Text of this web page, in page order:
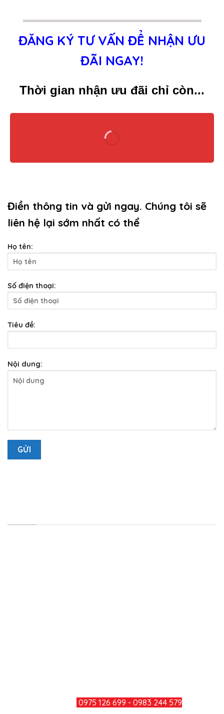
ĐĂNG KÝ TƯ VẤN ĐỂ NHẬN ƯU
ĐÃI NGAY!
Thời gian nhận ưu đãi chỉ còn...
Điền thông tin và gửi ngay. Chúng tôi sẽ
liên hệ lại sớm nhất có thể
Họ tên:
Số điện thoại:
Tiêu đề:
Nội dung:
0975 126 699 - 0983 244 579